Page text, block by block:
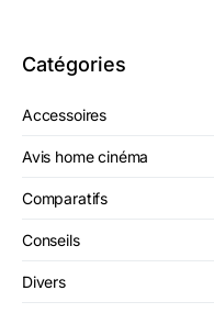
Catégories
Accessoires
Avis home cinéma
Comparatifs
Conseils
Divers